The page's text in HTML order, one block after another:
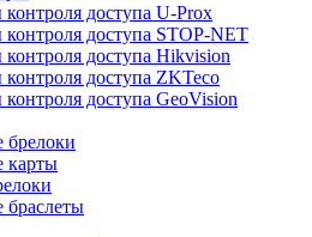
доступа U-Prox
доступа STOP-NET
доступа Hikvision
доступа ZKTeco
доступа GeoVision
брелоки
карты
браслеты